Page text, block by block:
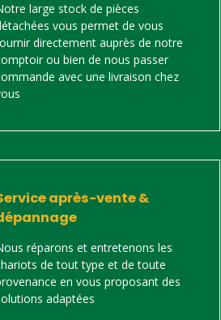
large stock de pièces
vous permet de vous
directement auprès de notre
ou bien de nous passer
avec une livraison chez
après-vente &
réparons et entretenons les
de tout type et de toute
en vous proposant des
adaptées